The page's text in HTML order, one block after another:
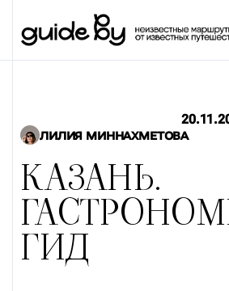
ЛИЛИЯ МИННАХМЕТОВА
КАЗАНЬ.
ГИД